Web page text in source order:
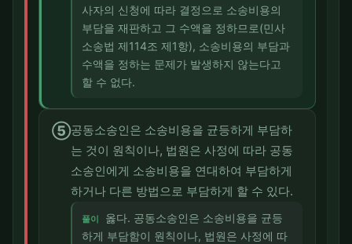
사자의 신청에 따라 결정으로 소송비용의
부담을 재판하고 그 수액을 정하므로(민사
소송법 제114조 제1항), 소송비용의 부담과
수액을 정하는 문제가 발생하지 않는다고
할 수 없다.
⑤공동소송인은 소송비용을 균등하게 부담하
는 것이 원칙이나, 법원은 사정에 따라 공동
소송인에게 소송비용을 연대하여 부담하게
하거나 다른 방법으로 부담하게 할 수 있다.
풀이
옳다. 공동소송인은 소송비용을 균등
하게 부담함이 원칙이나, 법원은 사정에 따